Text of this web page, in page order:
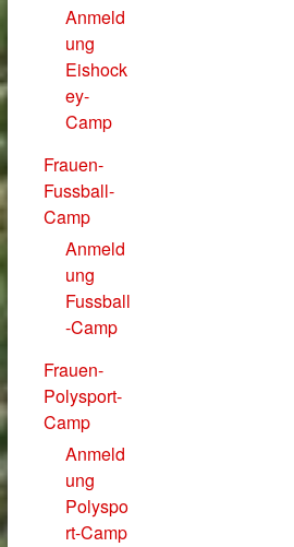
Anmeld
ung
Eishock
ey-
Camp
Frauen-
Fussball-
Camp
Anmeld
ung
Fussball
-Camp
Frauen-
Polysport-
Camp
Anmeld
ung
Polyspo
rt-Camp